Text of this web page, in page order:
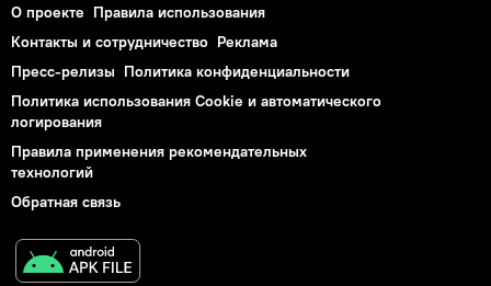
О проекте Правила использования
Контакты и сотрудничество Реклама
Пресс-релизы Политика конфиденциальности
Политика использования Cookie и автоматического
логирования
Правила применения рекомендательных
технологий
Обратная связь